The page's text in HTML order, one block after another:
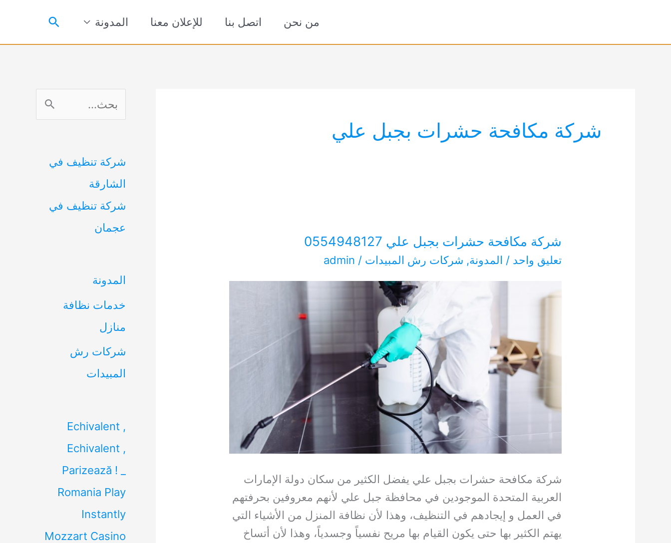
المحتوى
من نحن اتصل بنا للإعلان معنا المدونة البحث
شركة مكافحة حشرات بجبل علي
شركة مكافحة حشرات بجبل علي 0554948127
تعليق واحد / المدونة, شركات رش المبيدات /
admin
شركة مكافحة حشرات بجبل علي يفضل الكثير من سكان دولة الإمارات
العربية المتحدة الموجودين في محافظة جبل علي لأنهم معروفين بحرفتهم
في العمل و إيجادهم في التنظيف، وهذا لأن نظافة المنزل من الأشياء التي
يهتم الكثير بها حتى يكون القيام بها مريح نفسياً وجسدياً، وهذا لأن أتساخ
ل
ح
ث
ع
ن
شركة تنظيف في
الشارقة
شركة تنظيف في
عجمان
المدونة
خدمات نظافة
منازل
شركات رش
المبيدات
Echivalent ,
Echivalent ,
Parizează ! _
Romania Play
Instantly
Mozzart Casino